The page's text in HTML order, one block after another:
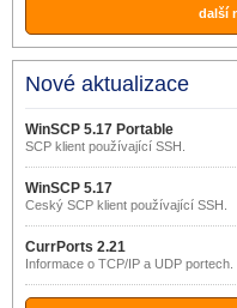
další
Nové aktualizace
WinSCP 5.17 Portable
SCP klient používající SSH.
WinSCP 5.17
Český SCP klient používající SSH.
CurrPorts 2.21
Informace o TCP/IP a UDP portech.